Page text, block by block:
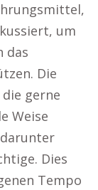
um
das
Die
gerne
Weise
Dies
Tempo